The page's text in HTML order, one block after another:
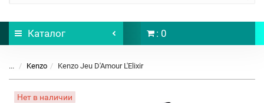
Каталог : 0
... Kenzo Kenzo Jeu D'Amour L'Elixir
Нет в наличии